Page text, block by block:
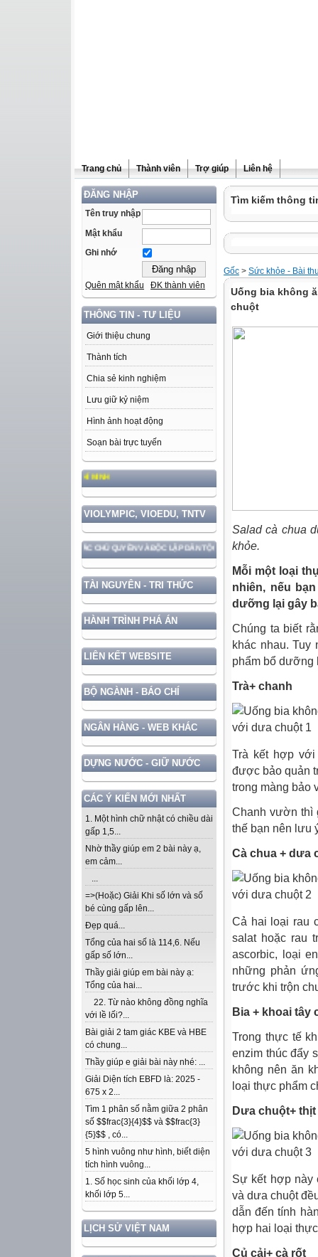
Trang chủ Thành viên Trợ giúp Liên hệ
ĐĂNG NHẬP
Tên truy nhập
Mật khẩu
Ghi nhớ
Quên mật khẩu ĐK thành viên
THÔNG TIN - TƯ LIỆU
Giới thiệu chung
Thành tích
Chia sẻ kinh nghiệm
Lưu giữ kỷ niệm
Hình ảnh hoạt động
Soạn bài trực tuyến
CÁCH HỒ CHÍ MINH
VIOLYMPIC, VIOEDU, TNTV
VỆ VỮNG CHẮC CHỦ QUYỀN VÀ ĐỘC LẬP DÂN TỘC!
TÀI NGUYÊN - TRI THỨC
HÀNH TRÌNH PHÁ ÁN
LIÊN KẾT WEBSITE
BỘ NGÀNH - BÁO CHÍ
NGÂN HÀNG - WEB KHÁC
DỰNG NƯỚC - GIỮ NƯỚC
CÁC Ý KIẾN MỚI NHẤT
1. Một hình chữ nhật có chiều dài
gấp 1,5...
Nhờ thầy giúp em 2 bài này ạ,
em cảm...
...
=>(Hoặc) Giải Khi số lớn và số
bé cùng gấp lên...
Đẹp quá...
Tổng của hai số là 114,6. Nếu
gấp số lớn...
Thầy giải giúp em bài này ạ:
Tổng của hai...
22. Từ nào không đồng nghĩa
với lề lối?...
Bài giải 2 tam giác KBE và HBE
có chung...
Thầy giúp e giải bài này nhé: ...
Giải Diện tích EBFD là: 2025 -
675 x 2...
Tìm 1 phân số nằm giữa 2 phân
số $$frac{3}{4}$$ và $$frac{3}
{5}$$ , có...
5 hình vuông như hình, biết diện
tích hình vuông...
1. Số học sinh của khối lớp 4,
khối lớp 5...
LỊCH SỬ VIỆT NAM
Tìm kiếm thông
Gốc > Sức khỏe - Bài
Uống bia không
chuột
Salad cà chua
khỏe.
Mỗi một loại
nhiên, nếu
dưỡng lại gây
Chúng ta biết
khác nhau. Tuy
phẩm bổ dưỡng
Trà+ chanh
Trà kết hợp với
được bảo quản
trong màng bảo
Chanh vườn thì
thế bạn nên lưu
Cà chua + dưa
Cả hai loại rau
salat hoặc rau
ascorbic, loại
những phản
trước khi trộn
Bia + khoai tây
Trong thực tế
enzim thúc đẩy
không nên ăn
loại thực phẩm
Dưa chuột+
Sự kết hợp này
và dưa chuột
dẫn đến tính
hợp hai loại
Củ cải+ cà rốt